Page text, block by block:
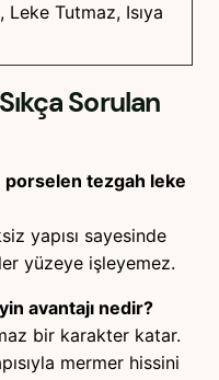
Leke Tutmaz, Isıya
Sıkça Sorulan
tezgah leke
yapısı sayesinde
yüzeye işleyemez.
avantajı nedir?
bir karakter katar.
mermer hissini